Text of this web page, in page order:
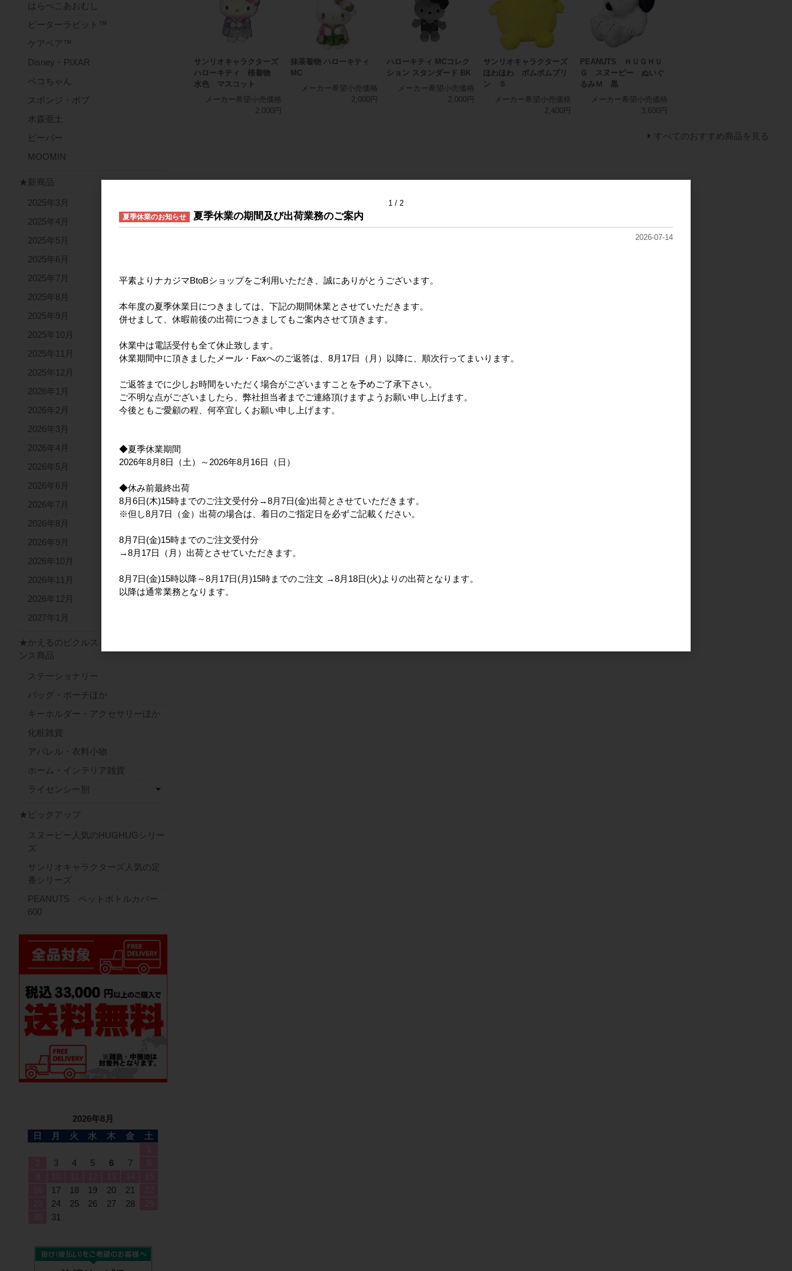
サンリオキャラクターズ
ハローキティ 桜着物
水色 マスコット
メーカー希望小売価格
2,000円
抹茶着物 ハローキティ
MC
メーカー希望小売価格
2,000円
ハローキティ MCコレク
ション スタンダード BK
メーカー希望小売価格
2,000円
サンリオキャラクターズ
ほわほわ ポムポムプリ
ン Ｓ
メーカー希望小売価格
2,400円
PEANUTS ＨＵＧＨＵ
Ｇ スヌーピー ぬいぐ
るみＭ 黒
メーカー希望小売価格
3,600円
すべてのおすすめ商品を見る
はらぺこあおむし
ピーターラビット™
ケアベア™
Disney・PIXAR
ペコちゃん
スポンジ・ボブ
水森亜土
ビーバー
MOOMIN
★新商品
2025年3月
2025年4月
2025年5月
2025年6月
2025年7月
2025年8月
2025年9月
2025年10月
2025年11月
2025年12月
2026年1月
2026年2月
2026年3月
2026年4月
2026年5月
2026年6月
2026年7月
2026年8月
2026年9月
2026年10月
2026年11月
2026年12月
2027年1月
★かえるのピクルス ライセ
ンス商品
ステーショナリー
バッグ・ポーチほか
キーホルダー・アクセサリーほか
化粧雑貨
アパレル・衣料小物
ホーム・インテリア雑貨
ライセンシー別
★ピックアップ
スヌーピー人気のHUGHUGシリー
ズ
サンリオキャラクターズ人気の定
番シリーズ
PEANUTS ペットボトルカバー
600
2026年8月
日
月 火 水 木 金
土
3 4 5 6 7
17 18 19 20 21
24 25 26 27 28
31
1 2
夏季休業のお知らせ 夏季休業の期間及び出荷業務のご案内
2026-07-14
平素よりナカジマBtoBショップをご利用いただき、誠にありがとうございます。
本年度の夏季休業日につきましては、下記の期間休業とさせていただきます。
併せまして、休暇前後の出荷につきましてもご案内させて頂きます。
休業中は電話受付も全て休止致します。
休業期間中に頂きましたメール・Faxへのご返答は、8月17日（月）以降に、順次行ってまいります。
ご返答までに少しお時間をいただく場合がございますことを予めご了承下さい。
ご不明な点がございましたら、弊社担当者までご連絡頂けますようお願い申し上げます。
今後ともご愛顧の程、何卒宜しくお願い申し上げます。
◆夏季休業期間
2026年8月8日（土）～2026年8月16日（日）
◆休み前最終出荷
8月6日(木)15時までのご注文受付分→8月7日(金)出荷とさせていただきます。
※但し8月7日（金）出荷の場合は、着日のご指定日を必ずご記載ください。
8月7日(金)15時までのご注文受付分
→8月17日（月）出荷とさせていただきます。
8月7日(金)15時以降～8月17日(月)15時までのご注文 →8月18日(火)よりの出荷となります。
以降は通常業務となります。